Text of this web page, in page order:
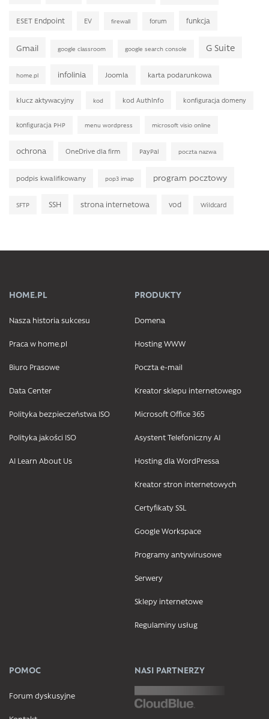
ESET Endpoint EV firewall forum funkcja
Gmail google classroom google search console G Suite
home.pl infolinia Joomla karta podarunkowa
klucz aktywacyjny kod kod AuthInfo konfiguracja domeny
konfiguracja PHP menu wordpress microsoft visio online
ochrona OneDrive dla firm PayPal poczta nazwa
podpis kwalifikowany pop3 imap program pocztowy
SFTP SSH strona internetowa vod Wildcard
HOME.PL
Nasza historia sukcesu
Praca w home.pl
Biuro Prasowe
Data Center
Polityka bezpieczeństwa ISO
Polityka jakości ISO
AI Learn About Us
PRODUKTY
Domena
Hosting WWW
Poczta e-mail
Kreator sklepu internetowego
Microsoft Office 365
Asystent Telefoniczny AI
Hosting dla WordPressa
Kreator stron internetowych
Certyfikaty SSL
Google Workspace
Programy antywirusowe
Serwery
Sklepy internetowe
Regulaminy usług
POMOC
Forum dyskusyjne
NASI PARTNERZY